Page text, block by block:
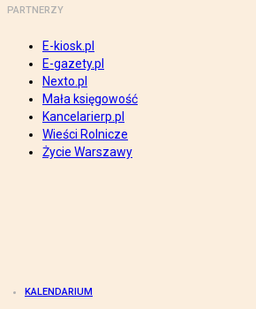
PARTNERZY
E-kiosk.pl
E-gazety.pl
Nexto.pl
Mała księgowość
Kancelarierp.pl
Wieści Rolnicze
Życie Warszawy
KALENDARIUM